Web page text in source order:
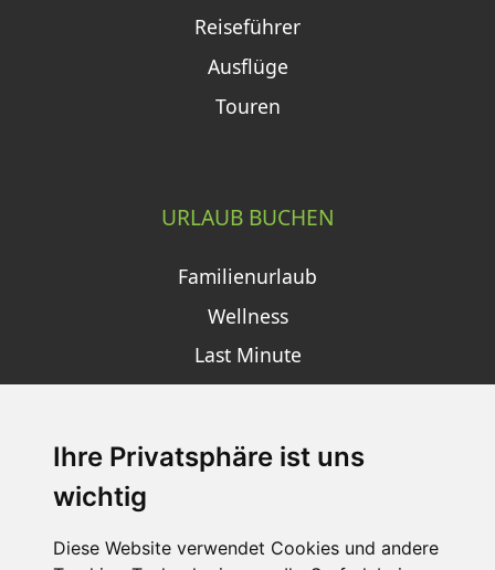
Ihre Privatsphäre ist uns
wichtig
Diese Website verwendet Cookies und andere
Reiseführer
Ausflüge
Touren
URLAUB BUCHEN
Familienurlaub
Wellness
Last Minute
SCHNEEHÖHEN SKI APP
Die Schneehoehen Ski APP für iOS und Android - Ein
Muss für alle Wintersportler und Schneefreaks!